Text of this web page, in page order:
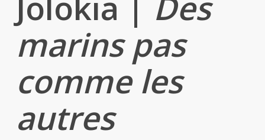
marins pas
comme les
autres